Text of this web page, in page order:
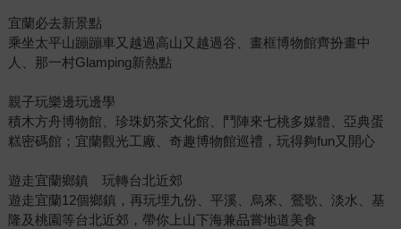
宜蘭必去新景點
乘坐太平山蹦蹦車又越過高山又越過谷、畫框博物館齊扮畫中
人、那一村Glamping新熱點
親子玩樂邊玩邊學
積木方舟博物館、珍珠奶茶文化館、鬥陣來七桃多媒體、亞典蛋
糕密碼館；宜蘭觀光工廠、奇趣博物館巡禮，玩得夠fun又開心
遊走宜蘭鄉鎮 玩轉台北近郊
遊走宜蘭12個鄉鎮，再玩埋九份、平溪、烏來、鶯歌、淡水、基
隆及桃園等台北近郊，帶你上山下海兼品嘗地道美食